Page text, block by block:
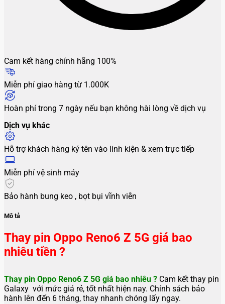
Cam kết hàng chính hãng 100%
Miễn phí giao hàng từ 1.000K
Hoàn phí trong 7 ngày nếu bạn không hài lòng về dịch vụ
Dịch vụ khác
Hỗ trợ khách hàng ký tên vào linh kiện & xem trực tiếp
Miễn phí vệ sinh máy
Bảo hành bung keo , bọt bụi vĩnh viễn
Mô tả
Thay pin Oppo Reno6 Z 5G giá bao
nhiêu tiền ?
Thay pin Oppo Reno6 Z 5G giá bao nhiêu ? Cam kết thay pin
Galaxy với mức giá rẻ, tốt nhất hiện nay. Chính sách bảo
hành lên đến 6 tháng, thay nhanh chóng lấy ngay.